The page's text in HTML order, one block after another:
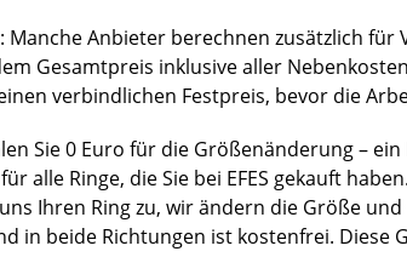
Anbieter berechnen zusätzlich für
Gesamtpreis inklusive aller
verbindlichen Festpreis, bevor die
Sie 0 Euro für die Größenänderung –
alle Ringe, die Sie bei EFES gekauft
Ihren Ring zu, wir ändern die Größe
in beide Richtungen ist kostenfrei. Diese